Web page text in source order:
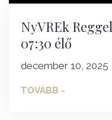
NyVREk
07:30 élő
december 10, 2025
TOVÁBB -